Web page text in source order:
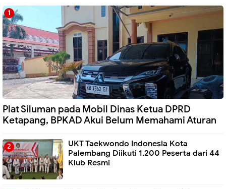
Plat Siluman pada Mobil Dinas Ketua DPRD
Ketapang, BPKAD Akui Belum Memahami Aturan
UKT Taekwondo Indonesia Kota
Palembang Diikuti 1.200 Peserta dari 44
Klub Resmi